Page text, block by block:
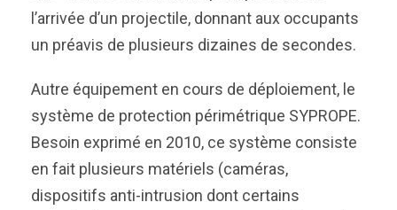
l’arrivée d’un projectile, donnant aux occupants
un préavis de plusieurs dizaines de secondes.
Autre équipement en cours de déploiement, le
système de protection périmétrique SYPROPE.
Besoin exprimé en 2010, ce système consiste
en fait plusieurs matériels (caméras,
dispositifs anti-intrusion dont certains